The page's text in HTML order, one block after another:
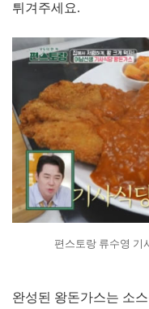
튀겨주세요.
편스토랑 류수영 기
완성된 왕돈가스는 소